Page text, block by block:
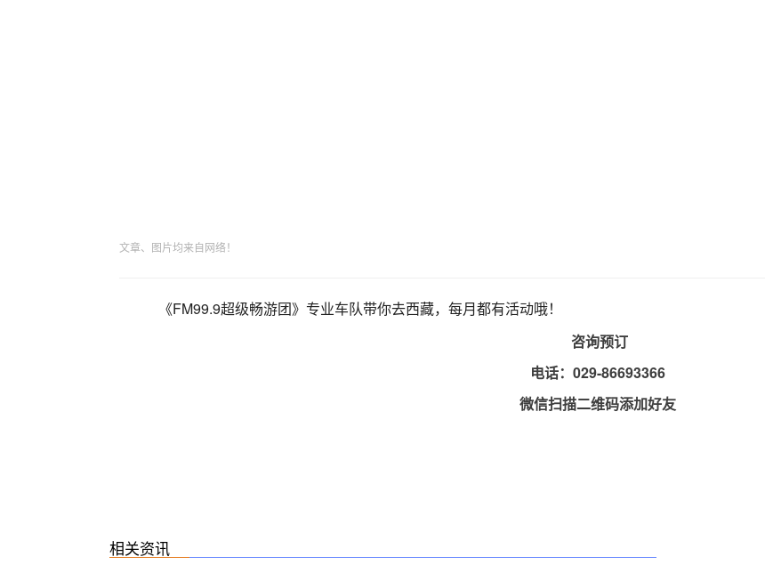
文章、图片均来自网络！
《FM99.9超级畅游团》专业车队带你去西藏，每月都有活动哦！
咨询预订
电话：029-86693366
微信扫描二维码添加好友
相关资讯